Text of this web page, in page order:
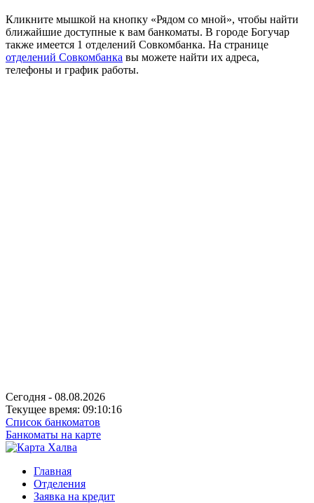
Кликните мышкой на кнопку «Рядом со мной», чтобы найти
ближайшие доступные к вам банкоматы. В городе Богучар
также имеется 1 отделений Совкомбанка. На странице
отделений Совкомбанка вы можете найти их адреса,
телефоны и график работы.
Сегодня - 08.08.2026
Текущее время: 09:10:16
Список банкоматов
Банкоматы на карте
Главная
Отделения
Заявка на кредит